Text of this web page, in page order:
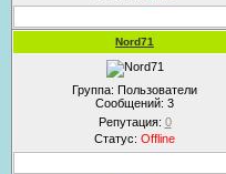
Nord71
Группа: Пользователи
Сообщений: 3
Репутация: 0
Статус: Offline